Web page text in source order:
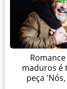
maduros é
peça